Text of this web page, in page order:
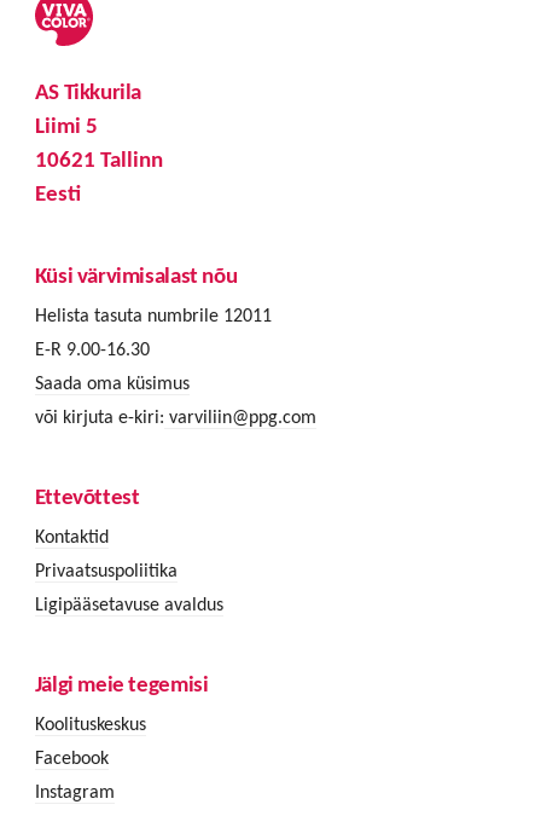
AS Tikkurila
Liimi 5
10621 Tallinn
Eesti
Küsi värvimisalast nõu
Helista tasuta numbrile 12011
E-R 9.00-16.30
Saada oma küsimus
või kirjuta e-kiri: varviliin@ppg.com
Ettevõttest
Kontaktid
Privaatsuspoliitika
Ligipääsetavuse avaldus
Jälgi meie tegemisi
Koolituskeskus
Facebook
Instagram